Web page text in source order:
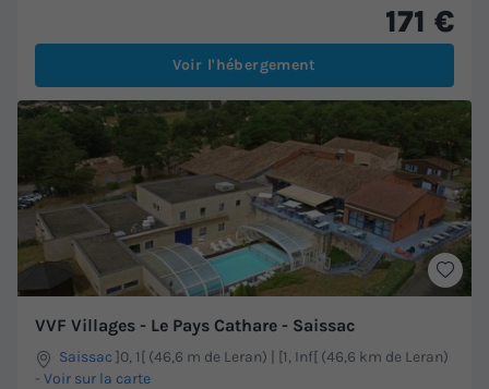
171 €
Voir l'hébergement
VVF Villages - Le Pays Cathare - Saissac
Saissac]0, 1[ (46,6 m de Leran) | [1, Inf[ (46,6 km de Leran)
- Voir sur la carte